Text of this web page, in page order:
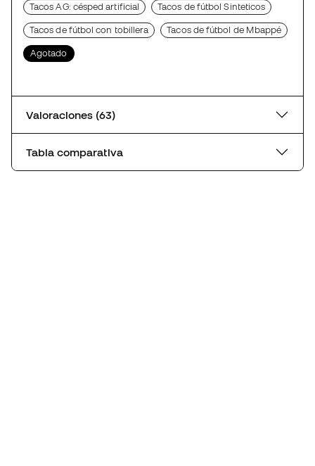
Tacos AG: césped artificial Tacos de fútbol Sinteticos
Tacos de fútbol con tobillera Tacos de fútbol de Mbappé
Agotado
Valoraciones (63)
Tabla comparativa